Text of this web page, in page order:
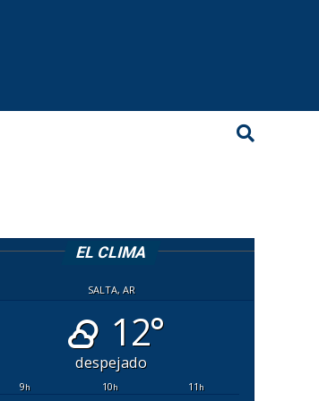
EL CLIMA
SALTA, AR
12°
despejado
9h 10h 11h